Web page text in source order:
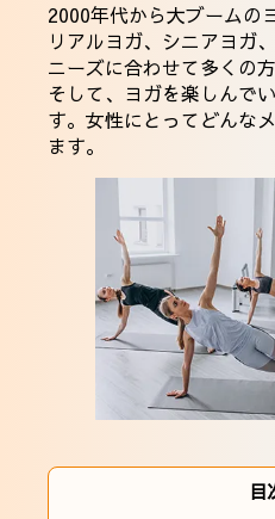
2000年代から大ブームの
リアルヨガ、シニアヨガ
ニーズに合わせて多くの
そして、ヨガを楽しんで
す。女性にとってどんな
ます。
目